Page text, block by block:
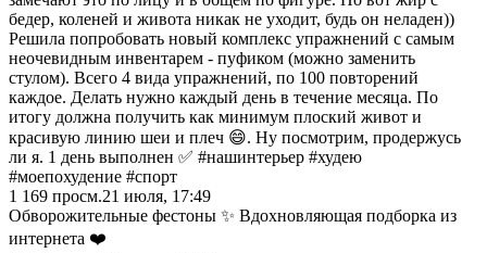
бедер, коленей и живота никак не уходит, будь он неладен))
Решила попробовать новый комплекс упражнений с самым
неочевидным инвентарем - пуфиком (можно заменить
стулом). Всего 4 вида упражнений, по 100 повторений
каждое. Делать нужно каждый день в течение месяца. По
итогу должна получить как минимум плоский живот и
красивую линию шеи и плеч 😄. Ну посмотрим, продержусь
ли я. 1 день выполнен ✅ #нашинтерьер #худею
#моепохудение #спорт
1 169 просм.21 июля, 17:49
Обворожительные фестоны ✨ Вдохновляющая подборка из
интернета ❤️